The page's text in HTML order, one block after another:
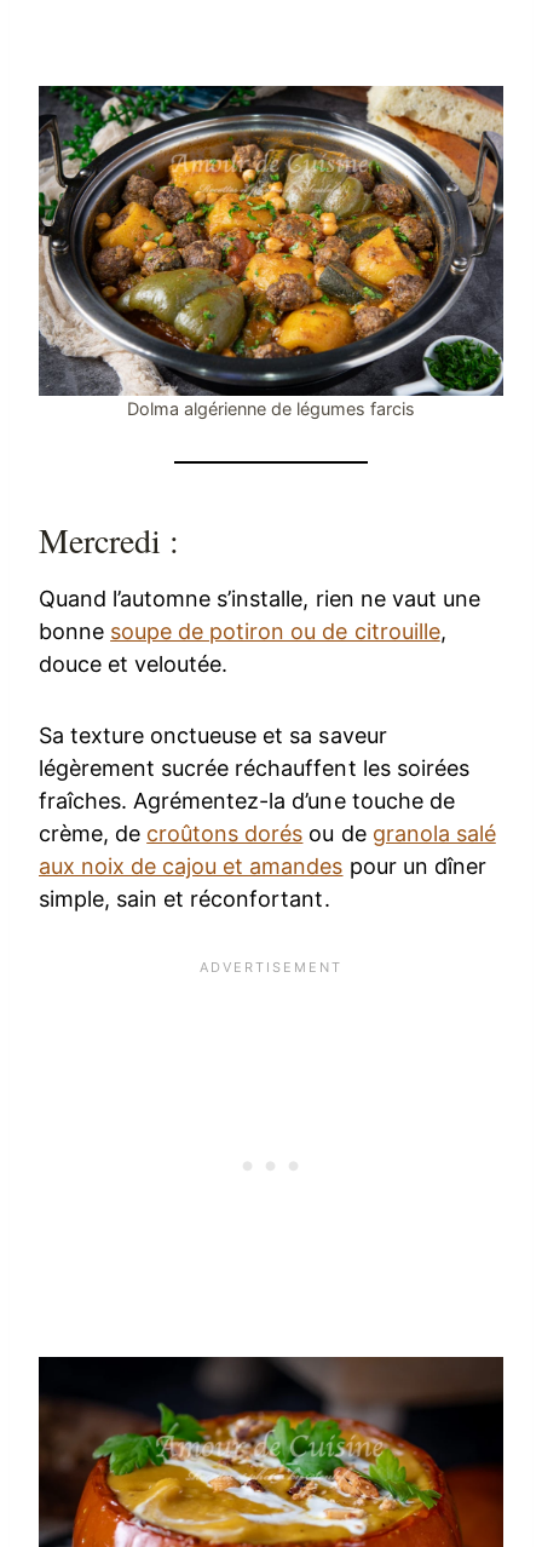
Dolma algérienne de légumes farcis
Mercredi :
Quand l’automne s’installe, rien ne vaut une
bonne soupe de potiron ou de citrouille,
douce et veloutée.
Sa texture onctueuse et sa saveur
légèrement sucrée réchauffent les soirées
fraîches. Agrémentez-la d’une touche de
crème, de croûtons dorés ou de granola salé
aux noix de cajou et amandes pour un dîner
simple, sain et réconfortant.